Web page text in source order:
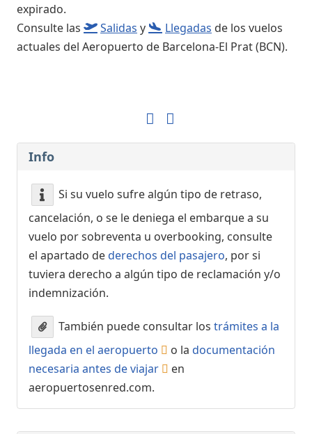
expirado.
Consulte las
Salidas y Llegadas de los vuelos
actuales del Aeropuerto de Barcelona-El Prat (BCN).
Info
Si su vuelo sufre algún tipo de retraso,
cancelación, o se le deniega el embarque a su
vuelo por sobreventa u overbooking, consulte
el apartado dederechos del pasajero, por si
tuviera derecho a algún tipo de reclamación y/o
indemnización.
También puede consultar los trámites a la
llegada en el aeropuerto
o la documentación
necesaria antes de viajar
en
aeropuertosenred.com.